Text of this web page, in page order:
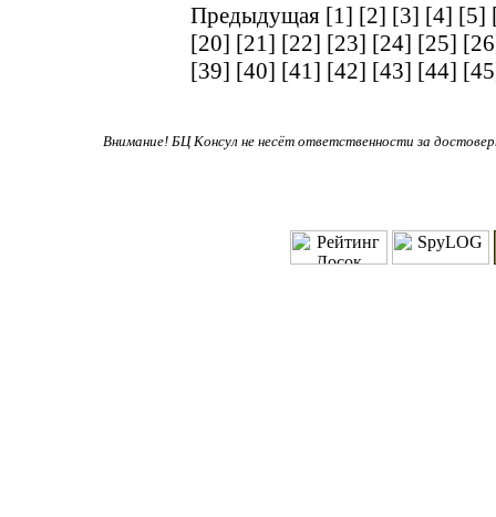
Предыдущая [1] [2] [3] [4] [5]
[20] [21] [22] [23] [24] [25]
[39] [40] [41] [42] [43] [44]
Внимание! БЦ Консул не несёт ответственности за